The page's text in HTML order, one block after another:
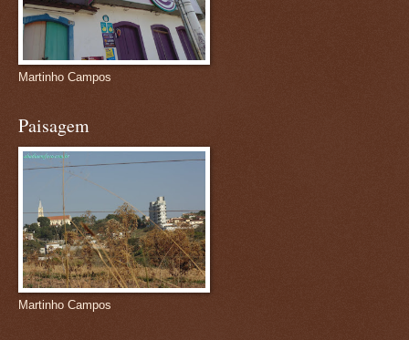
Martinho Campos
Paisagem
Martinho Campos